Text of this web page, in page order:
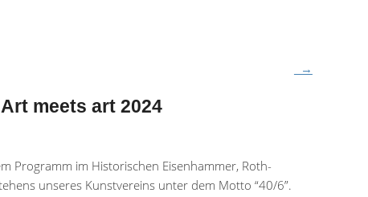
→
Art meets art 2024
Programm im Historischen Eisenhammer, Roth-
unseres Kunstvereins unter dem Motto “40/6”.